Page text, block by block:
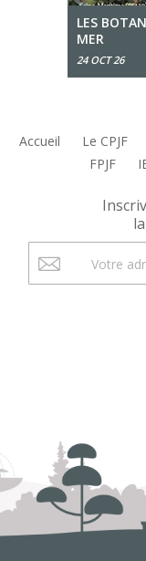
LES
MER
24 OCT 26
Accueil Le CPJF
FPJF